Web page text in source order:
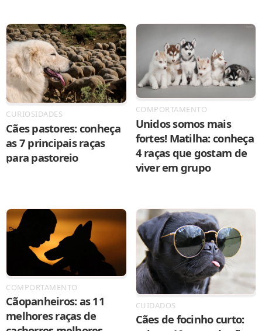
CURIOSIDADES
Cães pastores: conheça
as 7 principais raças
para pastoreio
COMPORTAMENTO
Unidos somos mais
fortes! Matilha: conheça
4 raças que gostam de
viver em grupo
COMPORTAMENTO
Cãopanheiros: as 11
melhores raças de
CUIDADOS
Cães de focinho curto: